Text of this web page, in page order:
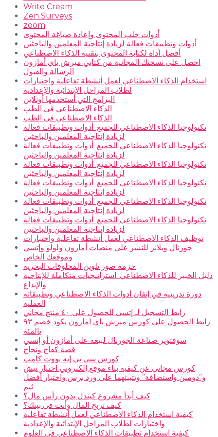
Write Cream
Zen Surveys
zoom
أدوات جلب المحتوى وإعادة صياغة المحتوى
أدوات وتطبيقات فعالة لزيادة إنتاجية المعلمين والباحثين
أفضل أداة لكتابة المحتوى بتقنية الذكاء الاصطناعي
احصل على نسختك المجانية من كتابي ميرش باي أمازون
الرسالة والقبول
استخدام الذكاء الاصطناعي لعمل أنشطة تفاعلية واختبارات
لطلاب المراحل الإبتدائية والإعدادية
البرامج التي أستخدمها أونلاين
الذكاء الاصطناعي في الطب
الذكاء الاصطناعي في الطب
تكنولوجيا الذكاء الاصطناعي للجميع: أدوات وتطبيقات فعالة
لزيادة إنتاجية المعلمين والباحثين
تكنولوجيا الذكاء الاصطناعي للجميع: أدوات وتطبيقات فعالة
لزيادة إنتاجية المعلمين والباحثين
تكنولوجيا الذكاء الاصطناعي للجميع: أدوات وتطبيقات فعالة
لزيادة إنتاجية المعلمين والباحثين
تكنولوجيا الذكاء الاصطناعي للجميع: أدوات وتطبيقات فعالة
لزيادة إنتاجية المعلمين والباحثين
تكنولوجيا الذكاء الاصطناعي للجميع: أدوات وتطبيقات فعالة
لزيادة إنتاجية المعلمين والباحثين
تكنولوجيا الذكاء الاصطناعي للجميع: أدوات وتطبيقات فعالة
لزيادة إنتاجية المعلمين والباحثين
توظيف الذكاء الاصطناعي لعمل أنشطة تفاعلية واختبارات
جورنال وبلانر للنشر على منصات أمازون ولولو وإتسي
وموقعك الخاص
حزمة صور تلوين المخلوقات البحرية
دليل الخبير للذكاء الاصطناعي: استراتيجيات متكاملة للإنتاجية
والإبداع
دورة تدريبية في إتقان أدوات الذكاء الاصطناعي وتطبيقاته
العملية
رابط التسجيل لـ إتسي للحصول على ٤٠ منتج مجاني
رابط الحصول على كورس ميرش باي امازون بكود خصم ٩٣
بالمئة
سوفتوير صناعة الجورنال لبيعه على أمازون أو إتسي
قصة كفاح ونجاح
كورس سي بي إيه بووت كامب
كورس مجاني عن كيفية بناء موقع إلكتروني اختيار نيش
و”دومين واستضافة” وتثبيتهما على ورد برس واختيار أفضل
ثيم
كيف أبدأ مشروع كيندل بدون رأس مال؟
كيف تربح المال وأنت في بيتك؟
كيفية استخدام الذكاء الاصطناعي لعمل أنشطة تفاعلية
واختبارات لطلاب المراحل الإبتدائية والإعدادية
كيفية استخدام تطبيقات الذكاء الاصطناعي في العلوم